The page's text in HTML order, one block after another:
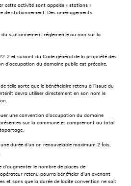
cette activité sont appelés « stations »
de stationnement. Des aménagements
stationnement réglementé ou non sur la
2 et suivant du Code général de la propriété des
d’occupation du domaine public est précaire,
telle sorte que le bénéficiaire retenu à l’issue du
devra utiliser directement en son nom le
une convention d’occupation du domaine
sur la commune et comprenant au total
durée d’un an renouvelable maximum 2 fois,
le nombre de places de
retenu pourra bénéficier d’un avenant
et sans que la durée de ladite convention ne soit